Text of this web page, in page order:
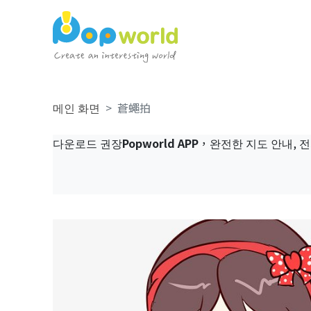
메인 화면 蒼蠅拍
다운로드 권장Popworld APP，완전한 지도 안내,